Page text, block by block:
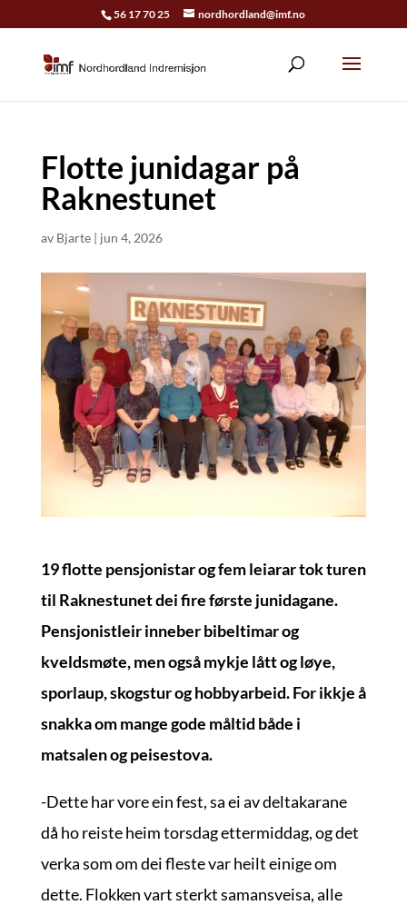
56 17 70 25 nordhordland@imf.no
Flotte junidagar på
Raknestunet
av Bjarte| jun 4, 2026
19 flotte pensjonistar og fem leiarar tok turen
til Raknestunet dei fire første junidagane.
Pensjonistleir inneber bibeltimar og
kveldsmøte, men også mykje lått og løye,
sporlaup, skogstur og hobbyarbeid. For ikkje å
snakka om mange gode måltid både i
matsalen og peisestova.
-Dette har vore ein fest, sa ei av deltakarane
då ho reiste heim torsdag ettermiddag, og det
verka som om dei fleste var heilt einige om
dette. Flokken vart sterkt samansveisa, alle